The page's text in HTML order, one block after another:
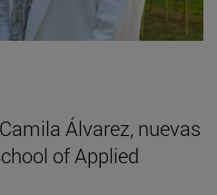
Álvarez, nuevas
of Applied